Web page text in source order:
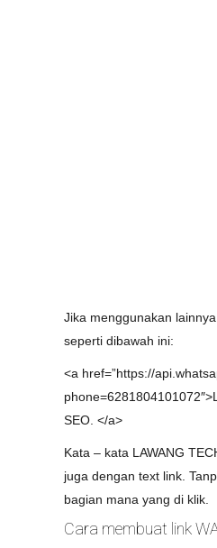
Jika menggunakan
seperti dibawah ini:
<a href=”https://
SEO. </a>
Kata – kata LAWANG
juga dengan text link.
bagian mana yang di klik.
Cara membuat link